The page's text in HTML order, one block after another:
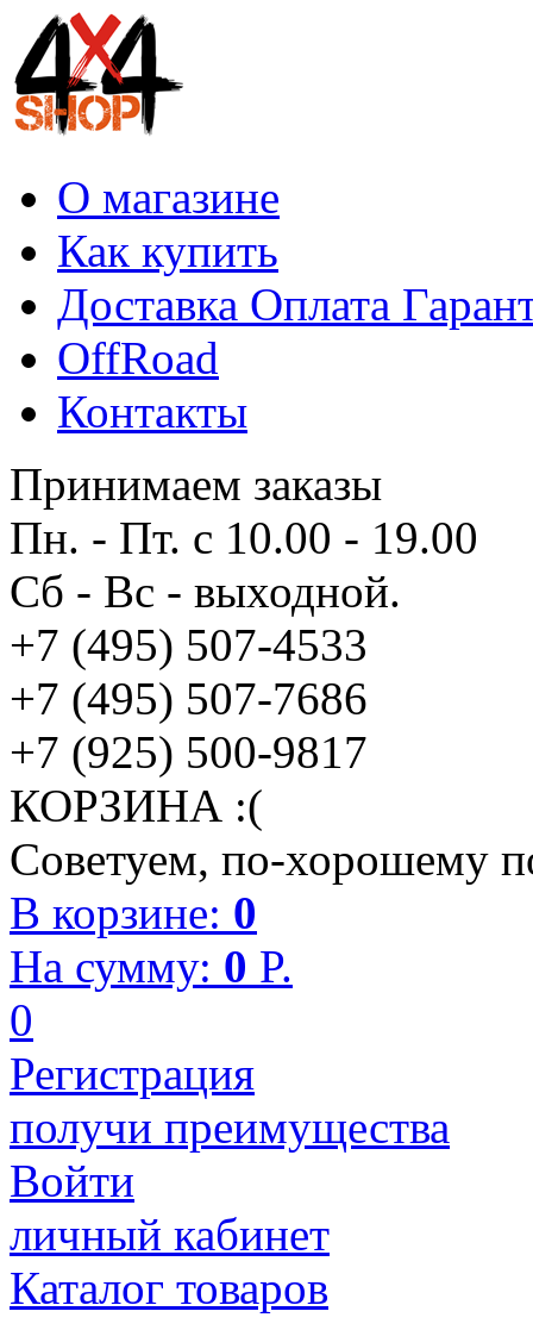
О магазине
Как купить
Доставка Оплата
OffRoad
Контакты
Принимаем заказы
Пн. - Пт. с 10.00 - 19.00
Сб - Вс - выходной.
+7 (495) 507-4533
+7 (495) 507-7686
+7 (925) 500-9817
КОРЗИНА :(
Советуем, по-хорошему
В корзине: 0
На сумму: 0 P.
0
Регистрация
получи преимущества
Войти
личный кабинет
Каталог товаров